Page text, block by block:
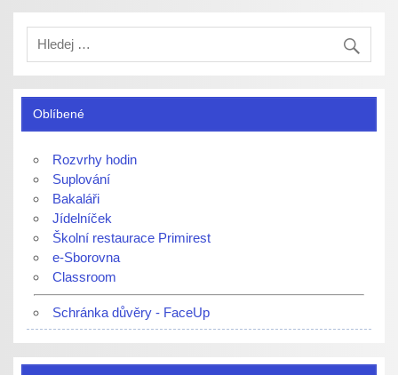
Oblíbené
Rozvrhy hodin
Suplování
Bakaláři
Jídelníček
Školní restaurace Primirest
e-Sborovna
Classroom
Schránka důvěry - FaceUp